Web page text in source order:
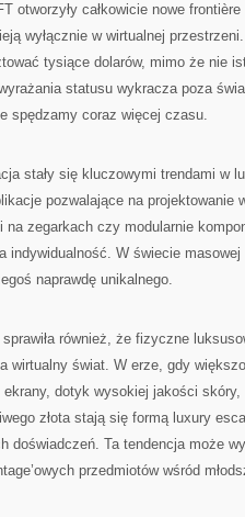
otworzyły całkowicie nowe
wyłącznie w wirtualnej
tysiące dolarów, mimo że nie
statusu wykracza poza
spędzamy coraz więcej czasu.
stały się kluczowymi trendami w
pozwalające na projektowanie
na zegarkach czy modularnie
indywidualność. W świecie
naprawdę unikalnego.
również, że fizyczne
wirtualny świat. W erze, gdy
dotyk wysokiej jakości
złota stają się formą luxury
doświadczeń. Ta tendencja może
przedmiotów wśród